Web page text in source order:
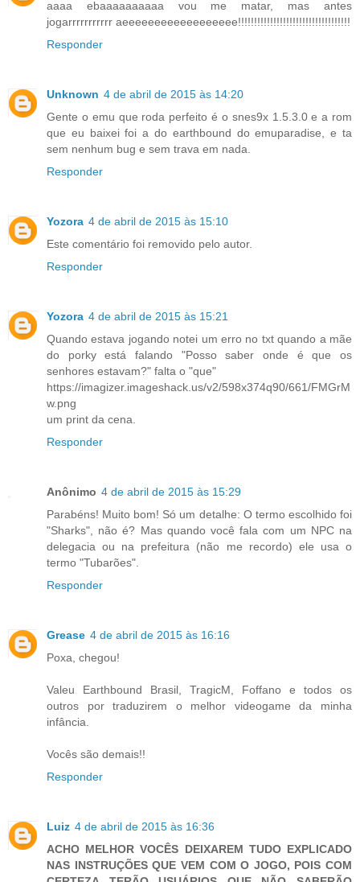
aaaa ebaaaaaaaaaa vou me matar, mas antes
jogarrrrrrrrrrr aeeeeeeeeeeeeeeeeee!!!!!!!!!!!!!!!!!!!!!!!!!!!!!!!!!!!
Responder
Unknown 4 de abril de 2015 às 14:20
Gente o emu que roda perfeito é o snes9x 1.5.3.0 e a rom
que eu baixei foi a do earthbound do emuparadise, e ta
sem nenhum bug e sem trava em nada.
Responder
Yozora 4 de abril de 2015 às 15:10
Este comentário foi removido pelo autor.
Responder
Yozora 4 de abril de 2015 às 15:21
Quando estava jogando notei um erro no txt quando a mãe
do porky está falando "Posso saber onde é que os
senhores estavam?" falta o "que"
https://imagizer.imageshack.us/v2/598x374q90/661/FMGrM
w.png
um print da cena.
Responder
Anônimo 4 de abril de 2015 às 15:29
Parabéns! Muito bom! Só um detalhe: O termo escolhido foi
"Sharks", não é? Mas quando você fala com um NPC na
delegacia ou na prefeitura (não me recordo) ele usa o
termo "Tubarões".
Responder
Grease 4 de abril de 2015 às 16:16
Poxa, chegou!
Valeu Earthbound Brasil, TragicM, Foffano e todos os
outros por traduzirem o melhor videogame da minha
infância.
Vocês são demais!!
Responder
Luiz 4 de abril de 2015 às 16:36
ACHO MELHOR VOCÊS DEIXAREM TUDO EXPLICADO
NAS INSTRUÇÕES QUE VEM COM O JOGO, POIS COM